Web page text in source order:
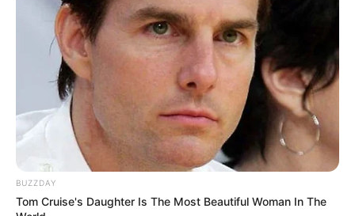
BUZZDAY
Tom Cruise's Daughter Is The Most Beautiful Woman In The